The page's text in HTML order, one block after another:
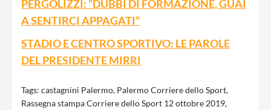
PERGOLIZZI: “DUBBI DI FORMAZIONE, GUAI
A SENTIRCI APPAGATI”
STADIO E CENTRO SPORTIVO: LE PAROLE
DEL PRESIDENTE MIRRI
Tags: castagnini Palermo, Palermo Corriere dello Sport,
Rassegna stampa Corriere dello Sport 12 ottobre 2019,